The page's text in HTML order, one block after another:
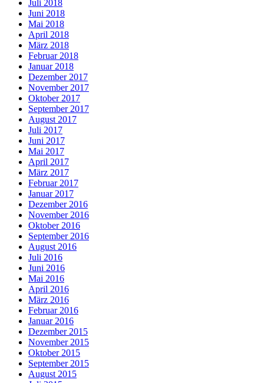
Juli 2018
Juni 2018
Mai 2018
April 2018
März 2018
Februar 2018
Januar 2018
Dezember 2017
November 2017
Oktober 2017
September 2017
August 2017
Juli 2017
Juni 2017
Mai 2017
April 2017
März 2017
Februar 2017
Januar 2017
Dezember 2016
November 2016
Oktober 2016
September 2016
August 2016
Juli 2016
Juni 2016
Mai 2016
April 2016
März 2016
Februar 2016
Januar 2016
Dezember 2015
November 2015
Oktober 2015
September 2015
August 2015